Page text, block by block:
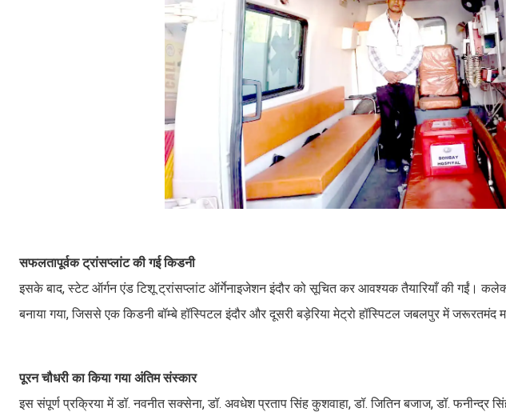
सफलतापूर्वक ट्रांसप्लांट की गई किडनी
इसके बाद, स्टेट ऑर्गन एंड टिशू ट्रांसप्लांट ऑर्गेनाइजेशन इंदौर को सूचित कर आवश्यक तैयारियाँ की गईं।
बनाया गया, जिससे एक किडनी बॉम्बे हॉस्पिटल इंदौर और दूसरी बड़ेरिया मेट्रो हॉस्पिटल जबलपुर में जरूरतमंद
पूरन चौधरी का किया गया अंतिम संस्कार
इस संपूर्ण प्रक्रिया में डॉ. नवनीत सक्सेना, डॉ. अवधेश प्रताप सिंह कुशवाहा, डॉ. जितिन बजाज, डॉ. फनीन्द्र